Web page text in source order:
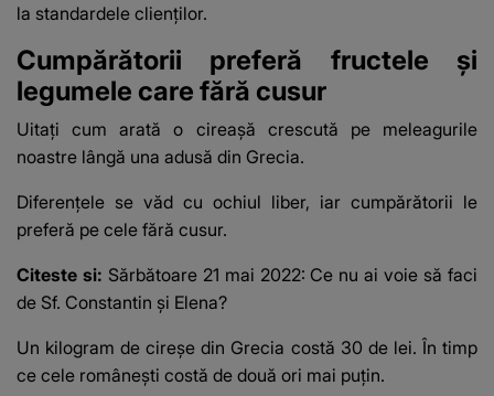
la standardele clienților.
Cumpărătorii preferă fructele și
legumele care fără cusur
Uitați cum arată o cireașă crescută pe meleagurile
noastre lângă una adusă din Grecia.
Diferențele se văd cu ochiul liber, iar cumpărătorii le
preferă pe cele fără cusur.
Citeste si: Sărbătoare 21 mai 2022: Ce nu ai voie să faci
de Sf. Constantin şi Elena?
Un kilogram de cireșe din Grecia costă 30 de lei. În timp
ce cele românești costă de două ori mai puțin.